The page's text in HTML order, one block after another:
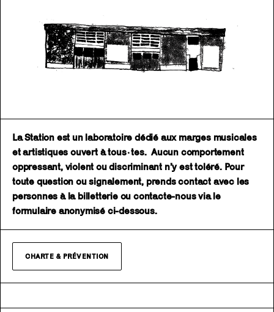
La Station est un laboratoire dédié aux marges musicales
et artistiques ouvert à tous·tes. Aucun comportement
oppressant, violent ou discriminant n’y est toléré. Pour
toute question ou signalement, prends contact avec les
personnes à la billetterie ou contacte-nous via le
formulaire anonymisé ci-dessous.
CHARTE & PRÉVENTION